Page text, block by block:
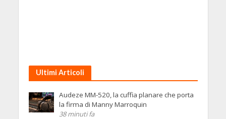
Ultimi Articoli
Audeze MM-520, la cuffia planare che porta
la firma di Manny Marroquin
38 minuti fa